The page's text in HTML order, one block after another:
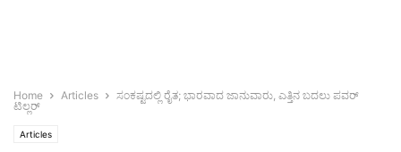
Home Articles
ಸಂಕಷ್ಟದಲ್ಲಿ ರೈತ; ಭಾರವಾದ ಜಾನುವಾರು, ಎತ್ತಿನ ಬದಲು ಪವರ್‌
ಟಿಲ್ಲರ್‌
Articles